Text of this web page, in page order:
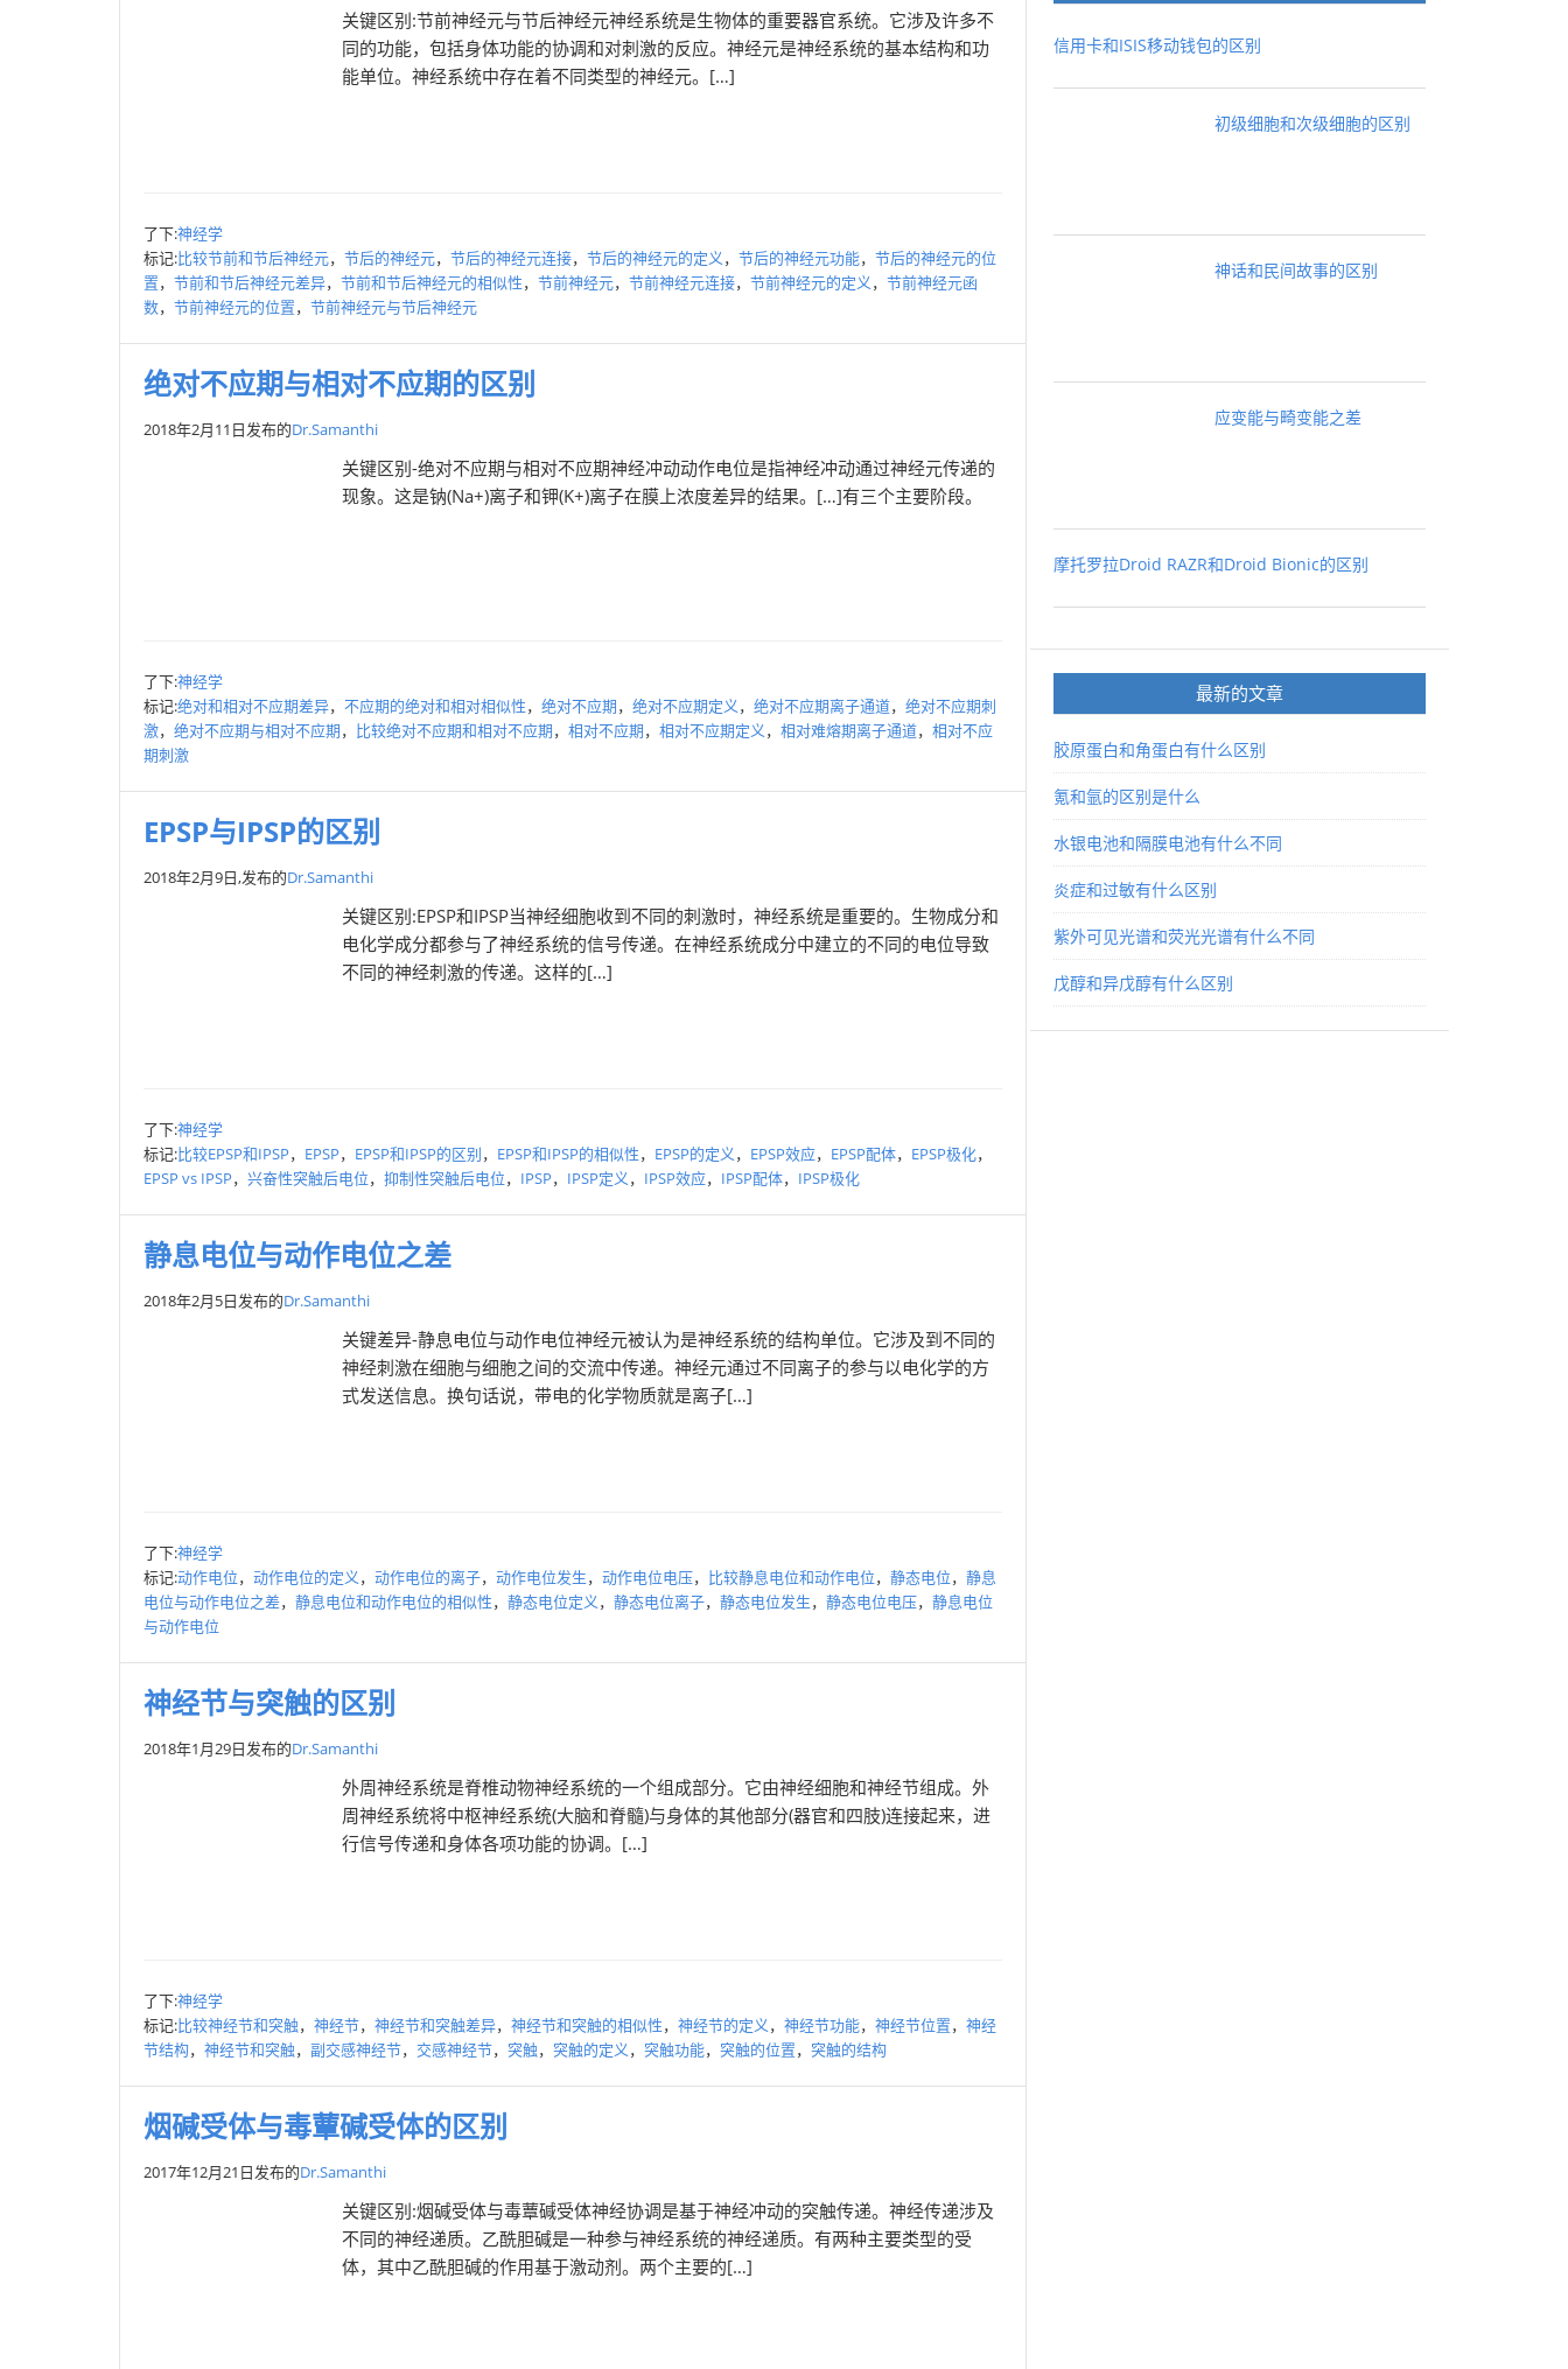
关键区别:节前神经元与节后神经元神经系统是生物体的重要器官系统。它涉及许多不
同的功能，包括身体功能的协调和对刺激的反应。神经元是神经系统的基本结构和功
能单位。神经系统中存在着不同类型的神经元。[…]
了下:神经学
标记:比较节前和节后神经元， 节后的神经元， 节后的神经元连接， 节后的神经元的定义， 节后的神经元功能， 节后的神经元的位
置， 节前和节后神经元差异， 节前和节后神经元的相似性， 节前神经元， 节前神经元连接， 节前神经元的定义， 节前神经元函
数， 节前神经元的位置， 节前神经元与节后神经元
绝对不应期与相对不应期的区别
2018年2月11日发布的Dr.Samanthi
关键区别-绝对不应期与相对不应期神经冲动动作电位是指神经冲动通过神经元传递的
现象。这是钠(Na+)离子和钾(K+)离子在膜上浓度差异的结果。[…]有三个主要阶段。
了下:神经学
标记:绝对和相对不应期差异， 不应期的绝对和相对相似性， 绝对不应期， 绝对不应期定义， 绝对不应期离子通道， 绝对不应期刺
激， 绝对不应期与相对不应期， 比较绝对不应期和相对不应期， 相对不应期， 相对不应期定义， 相对难熔期离子通道， 相对不应
期刺激
EPSP与IPSP的区别
2018年2月9日,发布的Dr.Samanthi
关键区别:EPSP和IPSP当神经细胞收到不同的刺激时，神经系统是重要的。生物成分和
电化学成分都参与了神经系统的信号传递。在神经系统成分中建立的不同的电位导致
不同的神经刺激的传递。这样的[…]
了下:神经学
标记:比较EPSP和IPSP， EPSP， EPSP和IPSP的区别， EPSP和IPSP的相似性， EPSP的定义， EPSP效应， EPSP配体， EPSP极化，
EPSP vs IPSP， 兴奋性突触后电位， 抑制性突触后电位， IPSP， IPSP定义， IPSP效应， IPSP配体， IPSP极化
静息电位与动作电位之差
2018年2月5日发布的Dr.Samanthi
关键差异-静息电位与动作电位神经元被认为是神经系统的结构单位。它涉及到不同的
神经刺激在细胞与细胞之间的交流中传递。神经元通过不同离子的参与以电化学的方
式发送信息。换句话说，带电的化学物质就是离子[…]
了下:神经学
标记:动作电位， 动作电位的定义， 动作电位的离子， 动作电位发生， 动作电位电压， 比较静息电位和动作电位， 静态电位， 静息
电位与动作电位之差， 静息电位和动作电位的相似性， 静态电位定义， 静态电位离子， 静态电位发生， 静态电位电压， 静息电位
与动作电位
神经节与突触的区别
2018年1月29日发布的Dr.Samanthi
外周神经系统是脊椎动物神经系统的一个组成部分。它由神经细胞和神经节组成。外
周神经系统将中枢神经系统(大脑和脊髓)与身体的其他部分(器官和四肢)连接起来，进
行信号传递和身体各项功能的协调。[…]
了下:神经学
标记:比较神经节和突触， 神经节， 神经节和突触差异， 神经节和突触的相似性， 神经节的定义， 神经节功能， 神经节位置， 神经
节结构， 神经节和突触， 副交感神经节， 交感神经节， 突触， 突触的定义， 突触功能， 突触的位置， 突触的结构
烟碱受体与毒蕈碱受体的区别
2017年12月21日发布的Dr.Samanthi
关键区别:烟碱受体与毒蕈碱受体神经协调是基于神经冲动的突触传递。神经传递涉及
不同的神经递质。乙酰胆碱是一种参与神经系统的神经递质。有两种主要类型的受
体，其中乙酰胆碱的作用基于激动剂。两个主要的[…]
信用卡和ISIS移动钱包的区别
初级细胞和次级细胞的区别
神话和民间故事的区别
应变能与畸变能之差
摩托罗拉Droid RAZR和Droid Bionic的区别
最新的文章
胶原蛋白和角蛋白有什么区别
氪和氩的区别是什么
水银电池和隔膜电池有什么不同
炎症和过敏有什么区别
紫外可见光谱和荧光光谱有什么不同
戊醇和异戊醇有什么区别